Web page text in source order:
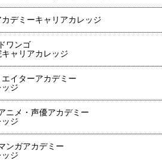
デミーキャリアカレッジ
ワンゴ
ャリアカレッジ
イターアカデミー
ジ
ニメ・声優アカデミー
ジ
ンガアカデミー
ジ